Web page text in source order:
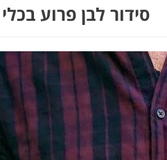
סידור לבן פרוע